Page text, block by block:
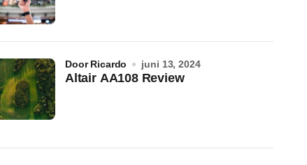
Altair AA108 Review
door Ricardo juni 13, 2024